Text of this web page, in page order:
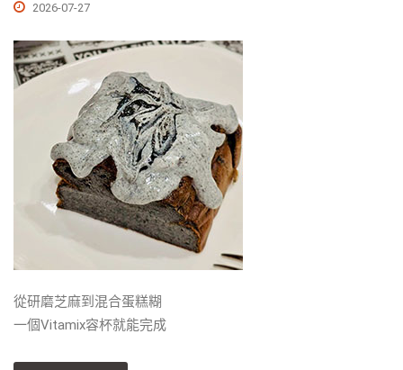
2026-07-27
從研磨芝麻到混合蛋糕糊
一個Vitamix容杯就能完成